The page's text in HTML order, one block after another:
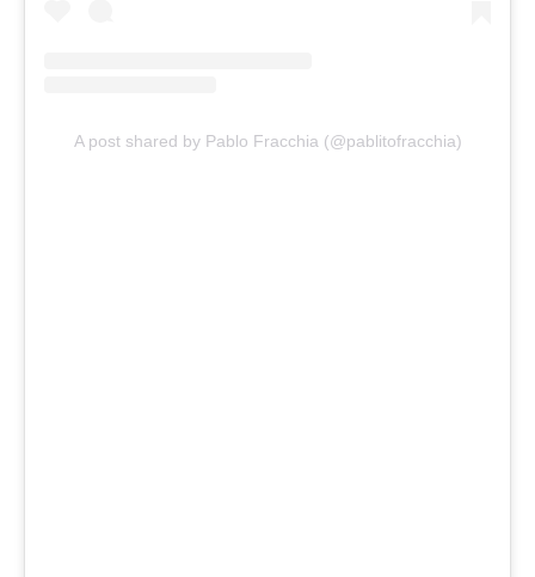
A post shared by Pablo Fracchia (@pablitofracchia)